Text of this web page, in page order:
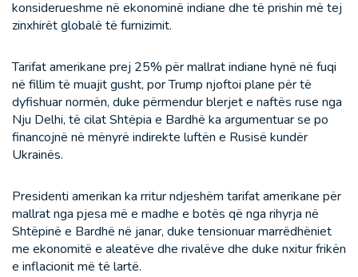
konsiderueshme në ekonominë indiane dhe të prishin më tej
zinxhirët globalë të furnizimit.
Tarifat amerikane prej 25% për mallrat indiane hynë në fuqi
në fillim të muajit gusht, por Trump njoftoi plane për të
dyfishuar normën, duke përmendur blerjet e naftës ruse nga
Nju Delhi, të cilat Shtëpia e Bardhë ka argumentuar se po
financojnë në mënyrë indirekte luftën e Rusisë kundër
Ukrainës.
Presidenti amerikan ka rritur ndjeshëm tarifat amerikane për
mallrat nga pjesa më e madhe e botës që nga rihyrja në
Shtëpinë e Bardhë në janar, duke tensionuar marrëdhëniet
me ekonomitë e aleatëve dhe rivalëve dhe duke nxitur frikën
e inflacionit më të lartë.